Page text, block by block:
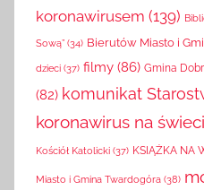
koronawirusem (139)
Sową” (34) Bierutów Miasto i
dzieci (37) filmy (86) Gmina
(82) komunikat
koronawirus na
Kościół Katolicki (37) KSIĄŻKA NA
Miasto i Gmina Twardogóra (38)